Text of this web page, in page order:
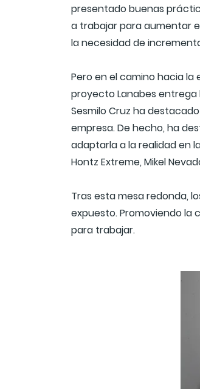
presentado buenas
a trabajar para aumentar
la necesidad de
Pero en el camino hacia la
proyecto Lanabes entrega
Sesmilo Cruz ha
empresa. De hecho, ha
adaptarla a la realidad en
Hontz Extreme, Mikel
Tras esta mesa redonda,
expuesto. Promoviendo la
para trabajar.